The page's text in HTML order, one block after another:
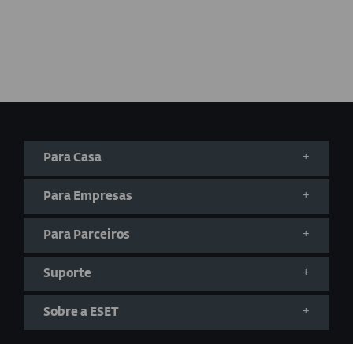
Para Casa
Para Empresas
Para Parceiros
Suporte
Sobre a ESET